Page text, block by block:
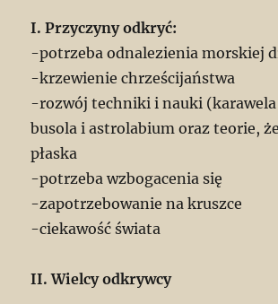
I. Przyczyny odkryć:
-potrzeba odnalezienia morskiej
-krzewienie chrześcijaństwa
-rozwój techniki i nauki (karawela
busola i astrolabium oraz teorie,
płaska
-potrzeba wzbogacenia się
-zapotrzebowanie na kruszce
-ciekawość świata
II. Wielcy odkrywcy